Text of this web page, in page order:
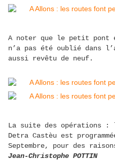
A noter que le petit pont
n’a pas été oublié
aussi revêtu de neuf.
La suite des opérations :
Detra Castèu est
Septembre, pour des
Jean-Christophe POTTIN